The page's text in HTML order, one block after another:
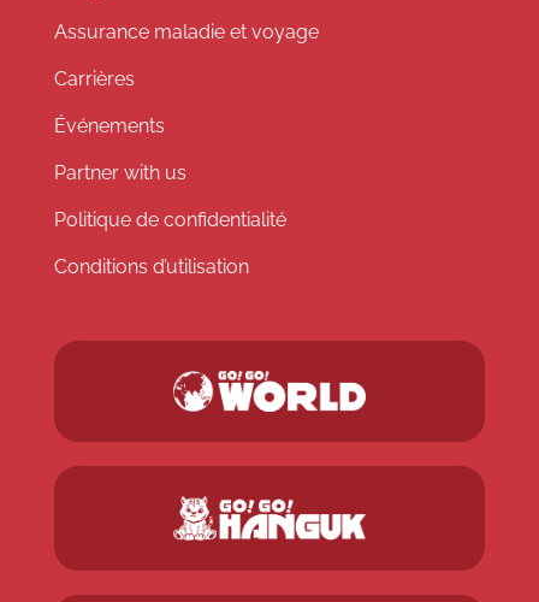
Assurance maladie et voyage
Carrières
Événements
Partner with us
Politique de confidentialité
Conditions d’utilisation